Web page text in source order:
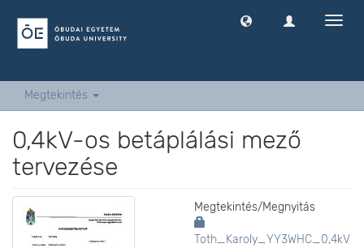
Megtekintés
0,4kV-os betáplálási mező
tervezése
Megtekintés/Megnyitás
Toth_Karoly_YY3WHC_0,4kV